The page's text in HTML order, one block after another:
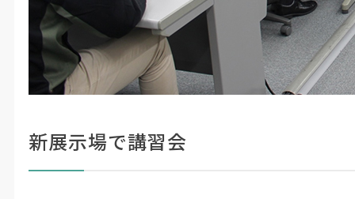
新展示場で講習会